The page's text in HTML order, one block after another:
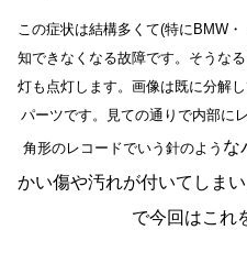
この症状は結構多くて(特にBMW
知できなくなる故障です。そうな
灯も点灯します。画像は既に分解
パーツです。見ての通りで内部に
角形のレコードでいう針のよう な
かい傷や汚れが付いてしま
で今回はこれ